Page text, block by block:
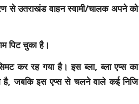
से उतराखंड वाहन स्वामी/चालकअपने को
पिट चुका है।
कर रह गया है। इस ब्ला, ब्ला एप्स का
है, जबकि इस एप्स से चलने वाले कई निजि